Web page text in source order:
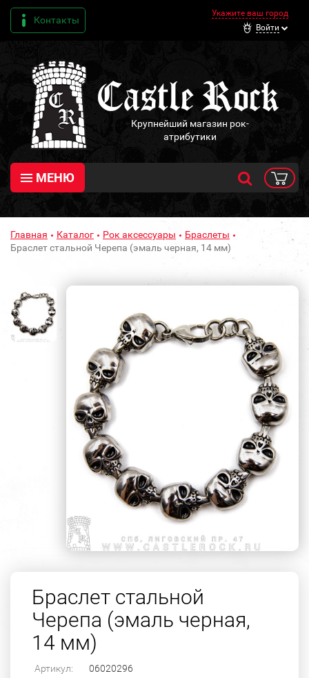
Контакты
Укажите ваш город
Войти
Крупнейший магазин рок-
атрибутики
МЕНЮ
Главная Каталог Рок аксессуары
Браслеты
Браслет стальной Черепа (эмаль черная, 14 мм)
Браслет стальной
Черепа (эмаль черная,
14 мм)
Артикул: 06020296